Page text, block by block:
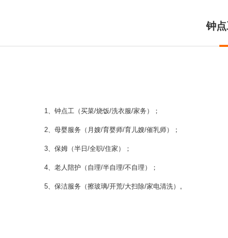
钟
1、钟点工（买菜/烧饭/洗衣服/家务）；
2、母婴服务（月嫂/育婴师/育儿嫂/催乳师）；
3、保姆（半日/全职/住家）；
4、老人陪护（自理/半自理/不自理）；
5、保洁服务（擦玻璃/开荒/大扫除/家电清洗）。